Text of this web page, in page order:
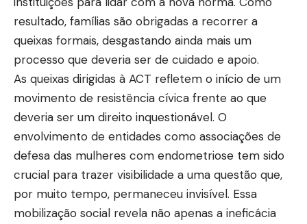
resultado, famílias são obrigadas a recorrer a
queixas formais, desgastando ainda mais um
processo que deveria ser de cuidado e apoio.
As queixas dirigidas à ACT refletem o início de um
movimento de resistência cívica frente ao que
deveria ser um direito inquestionável. O
envolvimento de entidades como associações de
defesa das mulheres com endometriose tem sido
crucial para trazer visibilidade a uma questão que,
por muito tempo, permaneceu invisível. Essa
mobilização social revela não apenas a ineficácia